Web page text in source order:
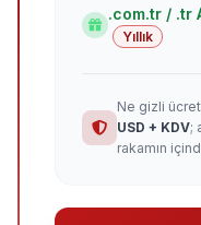
.com.tr / .tr
Yıllık
Ne gizli
USD + KDV;
rakamın